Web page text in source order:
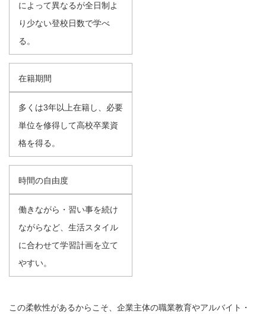
によって異なるが全日制よ
り少ない登校日数で学べ
る。
在籍期間
多くは3年以上在籍し、必要
単位を修得して高校卒業資
格を得る。
時間の自由度
働きながら・習い事を続け
ながらなど、生活スタイル
に合わせて学習計画を立て
やすい。
この柔軟性があるからこそ、企業主体の職業教育やアルバイト・